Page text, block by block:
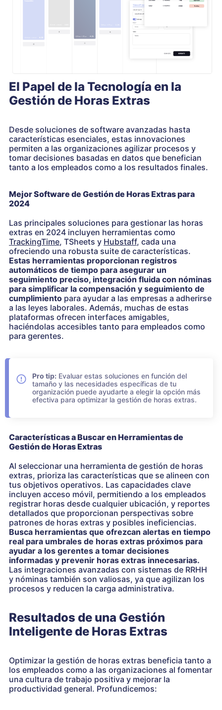
El Papel de la Tecnología en la
Gestión de Horas Extras
Desde soluciones de software avanzadas hasta
características esenciales, estas innovaciones
permiten a las organizaciones agilizar procesos y
tomar decisiones basadas en datos que benefician
tanto a los empleados como a los resultados finales.
Mejor Software de Gestión de Horas Extras para
2024
Las principales soluciones para gestionar las horas
extras en 2024 incluyen herramientas como
TrackingTime, TSheets y Hubstaff, cada una
ofreciendo una robusta suite de características.
Estas herramientas proporcionan registros
automáticos de tiempo para asegurar un
seguimiento preciso, integración fluida con nóminas
para simplificar la compensación y seguimiento de
cumplimiento para ayudar a las empresas a adherirse
a las leyes laborales. Además, muchas de estas
plataformas ofrecen interfaces amigables,
haciéndolas accesibles tanto para empleados como
para gerentes.
Pro tip: Evaluar estas soluciones en función del
tamaño y las necesidades específicas de tu
organización puede ayudarte a elegir la opción más
efectiva para optimizar la gestión de horas extras.
Características a Buscar en Herramientas de
Gestión de Horas Extras
Al seleccionar una herramienta de gestión de horas
extras, prioriza las características que se alineen con
tus objetivos operativos. Las capacidades clave
incluyen acceso móvil, permitiendo a los empleados
registrar horas desde cualquier ubicación, y reportes
detallados que proporcionan perspectivas sobre
patrones de horas extras y posibles ineficiencias.
Busca herramientas que ofrezcan alertas en tiempo
real para umbrales de horas extras próximos para
ayudar a los gerentes a tomar decisiones
informadas y prevenir horas extras innecesarias.
Las integraciones avanzadas con sistemas de RRHH
y nóminas también son valiosas, ya que agilizan los
procesos y reducen la carga administrativa.
Resultados de una Gestión
Inteligente de Horas Extras
Optimizar la gestión de horas extras beneficia tanto a
los empleados como a las organizaciones al fomentar
una cultura de trabajo positiva y mejorar la
productividad general. Profundicemos: